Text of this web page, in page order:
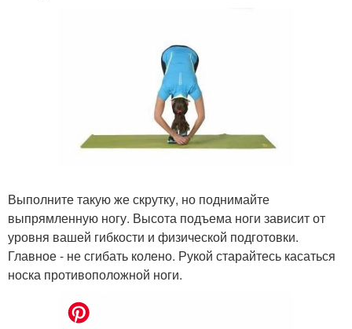
Выполните такую же скрутку, но поднимайте
выпрямленную ногу. Высота подъема ноги зависит от
уровня вашей гибкости и физической подготовки.
Главное - не сгибать колено. Рукой старайтесь касаться
носка противоположной ноги.